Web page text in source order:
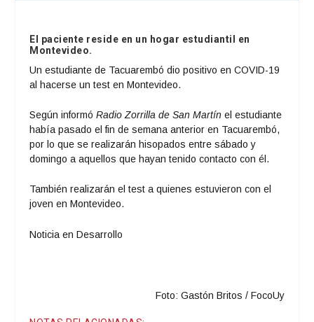
El paciente reside en un hogar estudiantil en
Montevideo.
Un estudiante de Tacuarembó dio positivo en COVID-19
al hacerse un test en Montevideo.
Según informó Radio Zorrilla de San Martín el estudiante
había pasado el fin de semana anterior en Tacuarembó,
por lo que se realizarán hisopados entre sábado y
domingo a aquellos que hayan tenido contacto con él.
También realizarán el test a quienes estuvieron con el
joven en Montevideo.
Noticia en Desarrollo
Foto: Gastón Britos / FocoUy